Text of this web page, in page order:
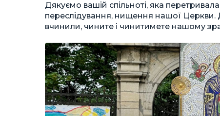
Дякуємо вашій спільноті, яка
переслідування, нищення нашої Церкви.
вчинили, чините і чинитимете нашому